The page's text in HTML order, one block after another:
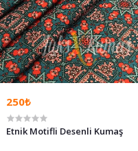
250₺
Etnik Motifli Desenli Kumaş